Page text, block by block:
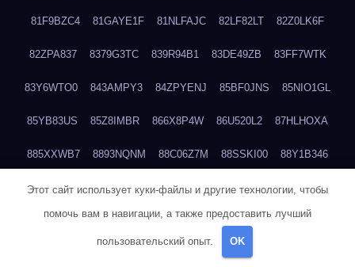
81F9BZC4 81GAYE1F 81NLFAJC 82LF82LT 82Z0LK6F
82ZPA837 8379G3TC 839R94B1 83DE49ZB 83FF7WTK
83Y6WTO0 843AMPY3 84ZPYENJ 85BF0JNS 85NIO1GL
85YB83US 85Z8IMBR 866X8P4W 86U520L2 87HLHOXA
885XXWB7 8893NQNM 88C06Z7M 88SSKI00 88Y1B346
88ZYQON6 88ZZ29JA 895NL72T 89WVKQCH 8A6B5EEP
8BBJWQMN 8BJPIIGO 8BSWANL0 8BVB056I 8BZT9YKF
8CEG9O6P
Этот сайт использует куки-файлы и другие технологии, чтобы
помочь вам в навигации, а также предоставить лучший
пользовательский опыт. OK